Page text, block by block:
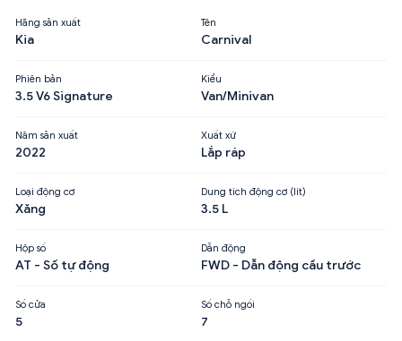
Hãng sản xuất
Kia
Tên
Carnival
Phiên bản
3.5 V6 Signature
Kiểu
Van/Minivan
Năm sản xuất
2022
Xuất xứ
Lắp ráp
Loại động cơ
Xăng
Dung tích động cơ (lít)
3.5 L
Hộp số
AT - Số tự động
Dẫn động
FWD - Dẫn động cầu trước
Số cửa
5
Số chỗ ngồi
7